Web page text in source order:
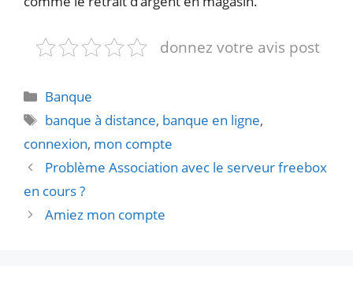
donnez votre avis post
Catégories
Banque
Étiquettes
banque à distance, banque en ligne,
connexion, mon compte
Problème Association avec le serveur freebox
en cours ?
Amiez mon compte